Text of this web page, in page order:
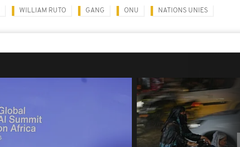
WILLIAM RUTO GANG ONU NATIONS UNIES